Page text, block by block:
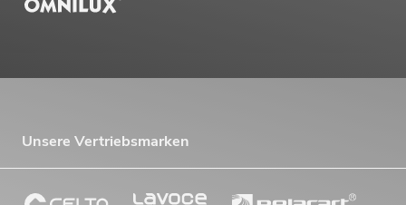
Unsere Vertriebsmarken